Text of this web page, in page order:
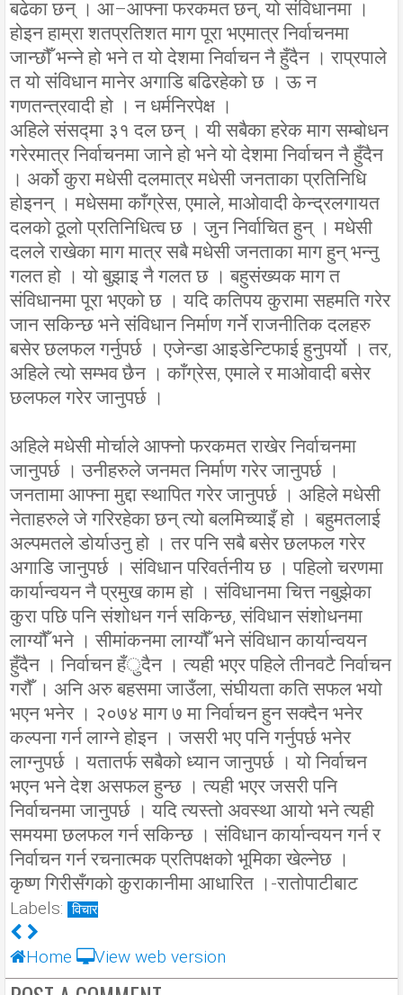
बढेका छन् । आ–आफ्ना फरकमत छन्, यो संविधानमा ।
होइन हाम्रा शतप्रतिशत माग पूरा भएमात्र निर्वाचनमा
जान्छौँ भन्ने हो भने त यो देशमा निर्वाचन नै हुँदैन । राप्रपाले
त यो संविधान मानेर अगाडि बढिरहेको छ । ऊ न
गणतन्त्रवादी हो । न धर्मनिरपेक्ष ।
अहिले संसद्मा ३१ दल छन् । यी सबैका हरेक माग सम्बोधन
गरेरमात्र निर्वाचनमा जाने हो भने यो देशमा निर्वाचन नै हुँदैन
। अर्को कुरा मधेसी दलमात्र मधेसी जनताका प्रतिनिधि
होइनन् । मधेसमा काँग्रेस, एमाले, माओवादी केन्द्रलगायत
दलको ठूलो प्रतिनिधित्व छ । जुन निर्वाचित हुन् । मधेसी
दलले राखेका माग मात्र सबै मधेसी जनताका माग हुन् भन्नु
गलत हो । यो बुझाइ नै गलत छ । बहुसंख्यक माग त
संविधानमा पूरा भएको छ । यदि कतिपय कुरामा सहमति गरेर
जान सकिन्छ भने संविधान निर्माण गर्ने राजनीतिक दलहरु
बसेर छलफल गर्नुपर्छ । एजेन्डा आइडेन्टिफाई हुनुपर्यो । तर,
अहिले त्यो सम्भव छैन । काँग्रेस, एमाले र माओवादी बसेर
छलफल गरेर जानुपर्छ ।
अहिले मधेसी मोर्चाले आफ्नो फरकमत राखेर निर्वाचनमा
जानुपर्छ । उनीहरुले जनमत निर्माण गरेर जानुपर्छ ।
जनतामा आफ्ना मुद्दा स्थापित गरेर जानुपर्छ । अहिले मधेसी
नेताहरुले जे गरिरहेका छन् त्यो बलमिच्याइँ हो । बहुमतलाई
अल्पमतले डोर्याउनु हो । तर पनि सबै बसेर छलफल गरेर
अगाडि जानुपर्छ । संविधान परिवर्तनीय छ । पहिलो चरणमा
कार्यान्वयन नै प्रमुख काम हो । संविधानमा चित्त नबुझेका
कुरा पछि पनि संशोधन गर्न सकिन्छ, संविधान संशोधनमा
लाग्यौँ भने । सीमांकनमा लाग्यौँ भने संविधान कार्यान्वयन
हुँदैन । निर्वाचन हँुदैन । त्यही भएर पहिले तीनवटै निर्वाचन
गरौँ । अनि अरु बहसमा जाउँला, संघीयता कति सफल भयो
भएन भनेर । २०७४ माग ७ मा निर्वाचन हुन सक्दैन भनेर
कल्पना गर्न लाग्ने होइन । जसरी भए पनि गर्नुपर्छ भनेर
लाग्नुपर्छ । यतातर्फ सबैको ध्यान जानुपर्छ । यो निर्वाचन
भएन भने देश असफल हुन्छ । त्यही भएर जसरी पनि
निर्वाचनमा जानुपर्छ । यदि त्यस्तो अवस्था आयो भने त्यही
समयमा छलफल गर्न सकिन्छ । संविधान कार्यान्वयन गर्न र
निर्वाचन गर्न रचनात्मक प्रतिपक्षको भूमिका खेल्नेछ ।
कृष्ण गिरीसँगको कुराकानीमा आधारित ।-रातोपाटीबाट
Labels: विचार
Home View web version